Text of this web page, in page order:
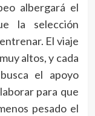
albergará el
la selección
El viaje
altos, y cada
el apoyo
para que
pesado el